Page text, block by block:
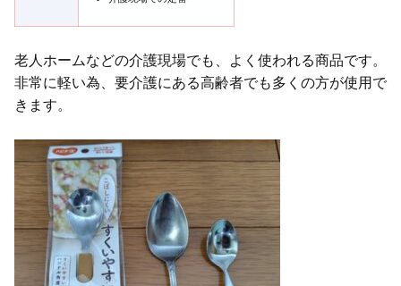
老人ホームなどの介護現場でも、よく使われる商品です。
非常に軽い為、要介護にある高齢者でも多くの方が使用で
きます。